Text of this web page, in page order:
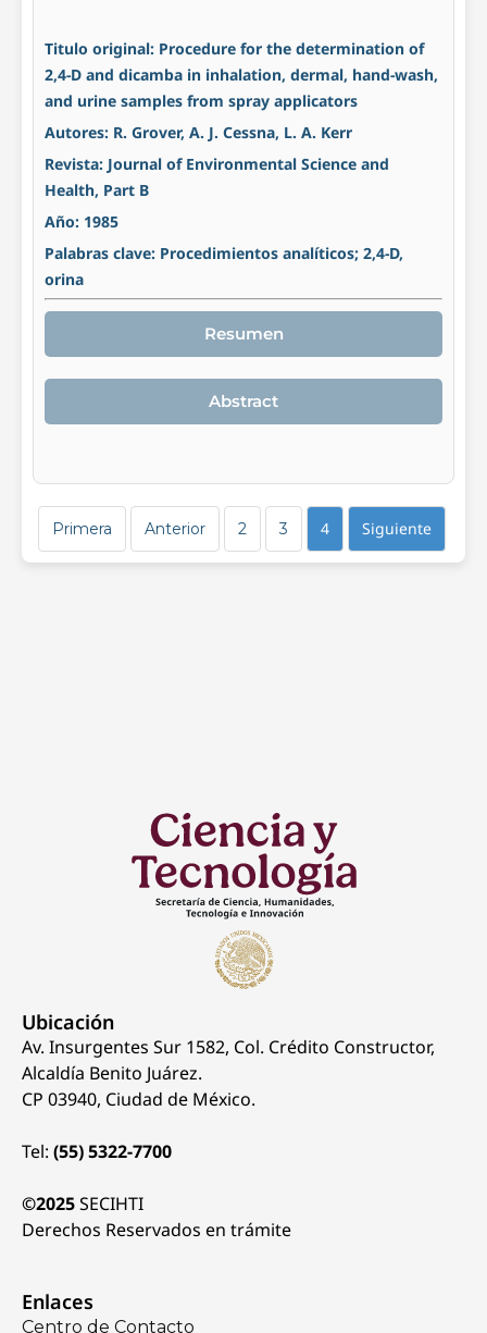
Titulo original: Procedure for the determination of
2,4-D and dicamba in inhalation, dermal, hand-wash,
and urine samples from spray applicators
Autores: R. Grover, A. J. Cessna, L. A. Kerr
Revista: Journal of Environmental Science and
Health, Part B
Año: 1985
Palabras clave: Procedimientos analíticos; 2,4-D,
orina
Resumen
Abstract
Primera Anterior 2 3 4 Siguiente
Ubicación
Av. Insurgentes Sur 1582, Col. Crédito Constructor,
Alcaldía Benito Juárez.
CP 03940, Ciudad de México.
Tel: (55) 5322-7700
©2025SECIHTI
Derechos Reservados en trámite
Enlaces
Centro de Contacto